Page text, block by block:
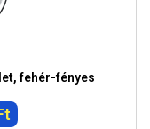
fehér-fényes